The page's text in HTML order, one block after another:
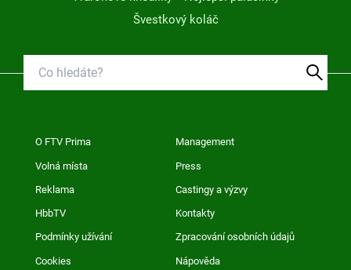
Švestkový koláč
O FTV Prima Management
Volná místa Press
Reklama Castingy a výzvy
HbbTV Kontakty
Podmínky užívání Zpracování osobních údajů
Cookies Nápověda